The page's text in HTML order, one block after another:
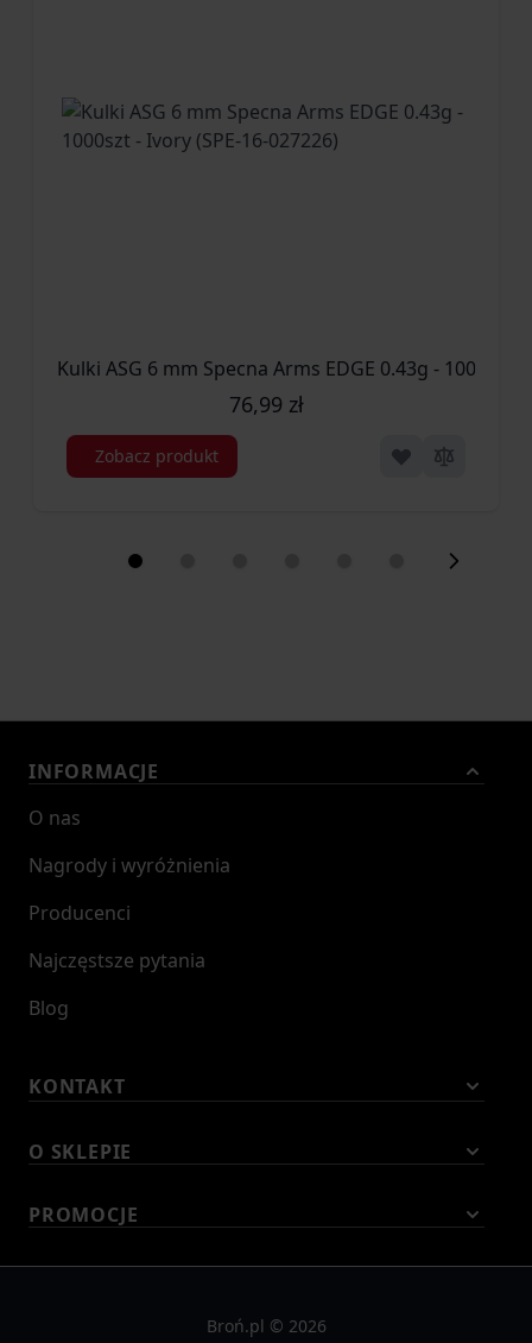
Kulki ASG 6 mm Specna Arms EDGE 0.43g - 1000szt -
76,99 zł
Zobacz produkt
INFORMACJE
O nas
Nagrody i wyróżnienia
Producenci
Najczęstsze pytania
Blog
KONTAKT
O SKLEPIE
PROMOCJE
Broń.pl © 2026